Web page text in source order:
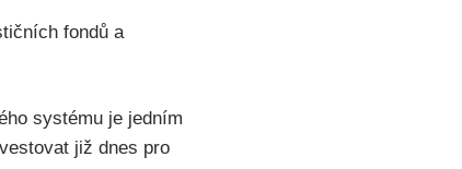
fondů a
systému je jedním
již dnes pro